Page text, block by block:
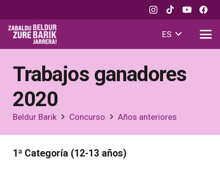
ES
Trabajos ganadores
2020
Beldur Barik Concurso Años anteriores
1ª Categoría (12-13 años)